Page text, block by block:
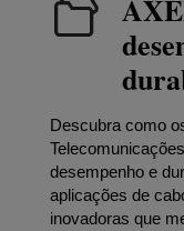
Descubra como
desempenho e
aplicações de
inovadoras que